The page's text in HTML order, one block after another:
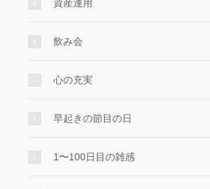
資産運用
飲み会
心の充実
早起きの節目の日
1〜100日目の雑感